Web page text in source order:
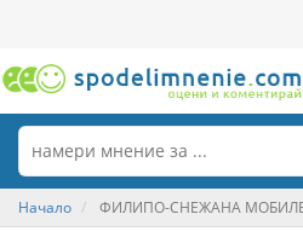
Начало ФИЛИПО-СНЕЖАНА